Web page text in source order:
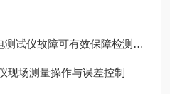
故障可有效保障检测工作正常开展
现场测量操作与误差控制